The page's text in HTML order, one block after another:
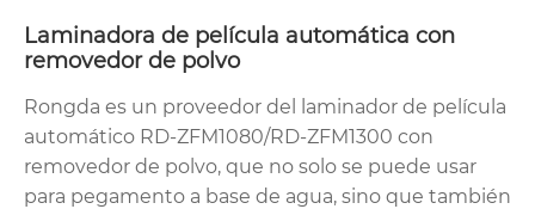
Laminadora de película automática con
removedor de polvo
Rongda es un proveedor del laminador de película
automático RD-ZFM1080/RD-ZFM1300 con
removedor de polvo, que no solo se puede usar
para pegamento a base de agua, sino que también